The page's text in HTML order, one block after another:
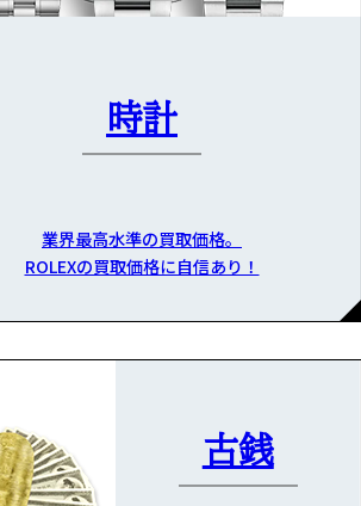
時計
業界最高水準の買取価格。
ROLEXの買取価格に自信あり！
古銭